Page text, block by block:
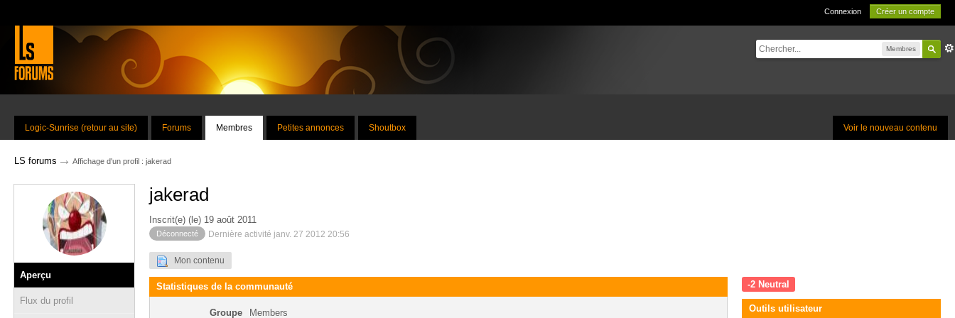
Connexion Créer un compte
Membres
Voir le nouveau contenu
Logic-Sunrise (retour au site) Forums Membres Petites annonces Shoutbox
LS forums → Affichage d'un profil : jakerad
Aperçu
Flux du profil
jakerad
Inscrit(e) (le) 19 août 2011
Déconnecté Dernière activité janv. 27 2012 20:56
Mon contenu
Statistiques de la communauté
Groupe Members
-2 Neutral
Outils utilisateur